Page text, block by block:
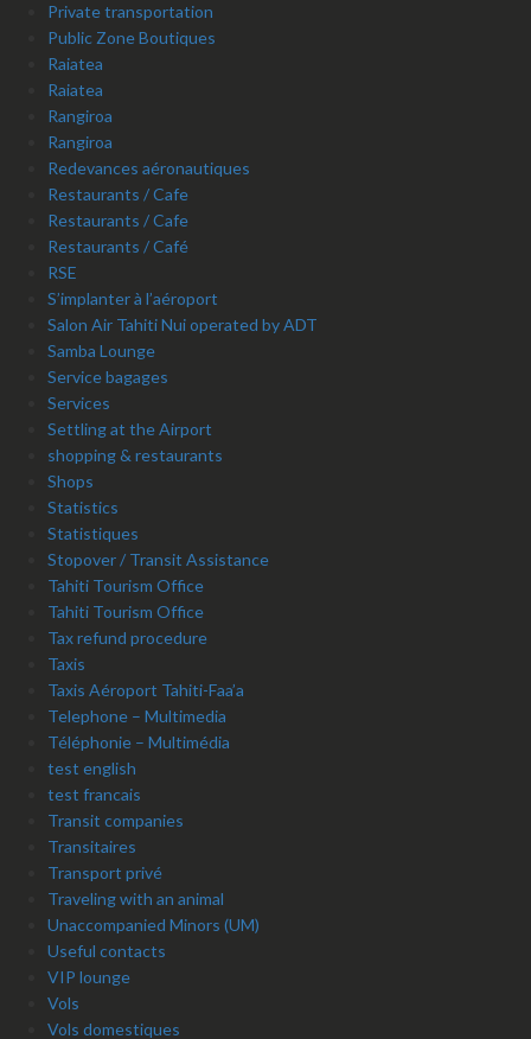
Private transportation
Public Zone Boutiques
Raiatea
Raiatea
Rangiroa
Rangiroa
Redevances aéronautiques
Restaurants / Cafe
Restaurants / Cafe
Restaurants / Café
RSE
S’implanter à l’aéroport
Salon Air Tahiti Nui operated by ADT
Samba Lounge
Service bagages
Services
Settling at the Airport
shopping & restaurants
Shops
Statistics
Statistiques
Stopover / Transit Assistance
Tahiti Tourism Office
Tahiti Tourism Office
Tax refund procedure
Taxis
Taxis Aéroport Tahiti-Faa’a
Telephone – Multimedia
Téléphonie – Multimédia
test english
test francais
Transit companies
Transitaires
Transport privé
Traveling with an animal
Unaccompanied Minors (UM)
Useful contacts
VIP lounge
Vols
Vols domestiques